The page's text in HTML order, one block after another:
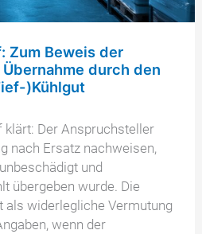
Zum Beweis der
durch den
)Kühlgut
klärt: Der Anspruchsteller
nach Ersatz nachweisen,
und
übergeben wurde. Die
als widerlegliche Vermutung
wenn der